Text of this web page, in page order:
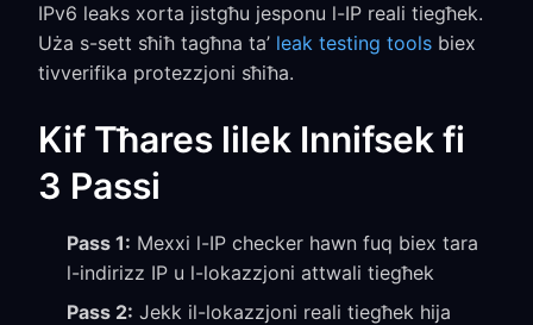
IPv6 leaks xorta jistgħu jesponu l-IP reali tiegħek.
Uża s-sett sħiħ tagħna ta’ leak testing tools biex
tivverifika protezzjoni sħiħa.
Kif Tħares lilek Innifsek fi
3 Passi
Pass 1: Mexxi l-IP checker hawn fuq biex tara
l-indirizz IP u l-lokazzjoni attwali tiegħek
Pass 2: Jekk il-lokazzjoni reali tiegħek hija